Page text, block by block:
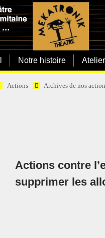
Notre histoire
Actions Archives de nos
Actions contre
supprimer les